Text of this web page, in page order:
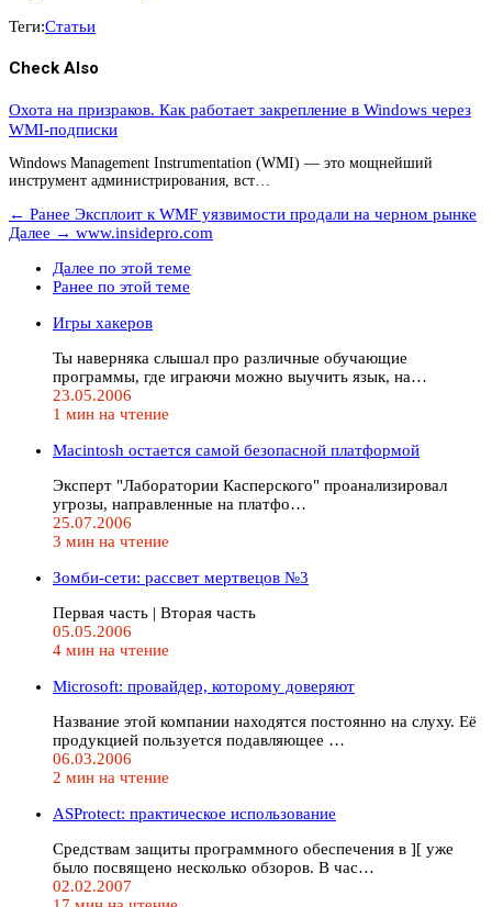
Теги:Статьи
Check Also
Охота на призраков. Как работает закрепление в Windows через
WMI-подписки
Windows Management Instrumentation (WMI) — это мощнейший
инструмент администрирования, вст…
← Ранее Эксплоит к WMF уязвимости продали на черном рынке
Далее → www.insidepro.com
Далее по этой теме
Ранее по этой теме
Игры хакеров
Ты наверняка слышал про различные обучающие
программы, где играючи можно выучить язык, на…
23.05.2006
1 мин на чтение
Macintosh остается самой безопасной платформой
Эксперт "Лаборатории Касперского" проанализировал
угрозы, направленные на платфо…
25.07.2006
3 мин на чтение
Зомби-сети: рассвет мертвецов №3
Первая часть | Вторая часть
05.05.2006
4 мин на чтение
Microsoft: провайдер, которому доверяют
Название этой компании находятся постоянно на слуху. Её
продукцией пользуется подавляющее …
06.03.2006
2 мин на чтение
ASProtect: практическое использование
Средствам защиты программного обеспечения в ][ уже
было посвящено несколько обзоров. В час…
02.02.2007